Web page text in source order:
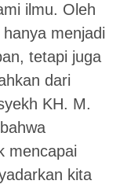
ilmu. Oleh
menjadi
tetapi juga
dari
KH. M.
mencapai
kita